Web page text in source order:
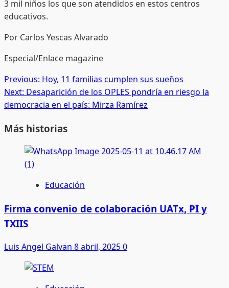
3 mil niños los que son atendidos en estos centros
educativos.
Por Carlos Yescas Alvarado
Especial/Enlace magazine
Post
navigation
Previous: Hoy, 11 familias cumplen sus sueños
Next: Desaparición de los OPLES pondría en riesgo la
democracia en el país: Mirza Ramírez
Más historias
Educación
Firma convenio de colaboración UATx, PI y
TXIIS
Luis Angel Galvan 8 abril, 20250